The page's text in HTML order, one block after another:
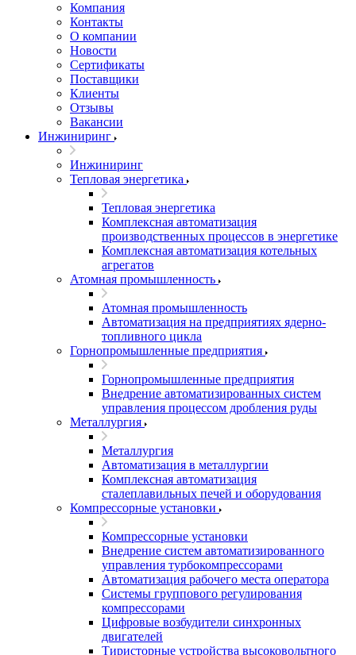
Компания
Контакты
О компании
Новости
Сертификаты
Поставщики
Клиенты
Отзывы
Вакансии
Инжиниринг
Инжиниринг
Тепловая энергетика
Тепловая энергетика
Комплексная автоматизация
производственных процессов в энергетике
Комплексная автоматизация котельных
агрегатов
Атомная промышленность
Атомная промышленность
Автоматизация на предприятиях ядерно-
топливного цикла
Горнопромышленные предприятия
Горнопромышленные предприятия
Внедрение автоматизированных систем
управления процессом дробления руды
Металлургия
Металлургия
Автоматизация в металлургии
Комплексная автоматизация
сталеплавильных печей и оборудования
Компрессорные установки
Компрессорные установки
Внедрение систем автоматизированного
управления турбокомпрессорами
Автоматизация рабочего места оператора
Системы группового регулирования
компрессорами
Цифровые возбудители синхронных
двигателей
Тиристорные устройства высоковольтного